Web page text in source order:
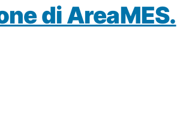
di AreaMES.